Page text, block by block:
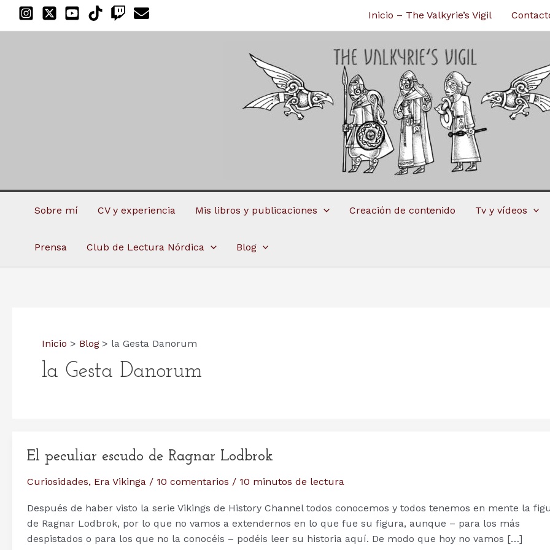
Inicio – The Valkyrie’s Vigil
Sobre mí CV y experiencia Mis libros y publicaciones Creación de contenido Tv y vídeos
Prensa Club de Lectura Nórdica Blog
Inicio Blog la Gesta Danorum
la Gesta Danorum
El peculiar escudo de Ragnar Lodbrok
Curiosidades, Era Vikinga / 10 comentarios / 10 minutos de lectura
Después de haber visto la serie Vikings de History Channel todos conocemos y todos tenemos en mente la
de Ragnar Lodbrok, por lo que no vamos a extendernos en lo que fue su figura, aunque – para los más
despistados o para los que no la conocéis – podéis leer su historia aquí. De modo que hoy no vamos […]